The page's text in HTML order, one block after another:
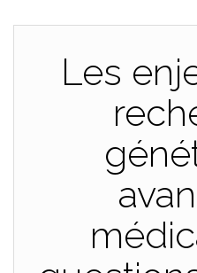
Les